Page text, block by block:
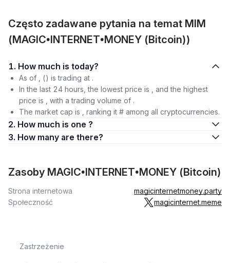
Często zadawane pytania na temat MIM
(MAGIC•INTERNET•MONEY (Bitcoin))
1. How much is today?
As of , () is trading at .
In the last 24 hours, the lowest price is , and the highest
price is , with a trading volume of .
The market cap is , ranking it # among all cryptocurrencies.
2. How much is one ?
3. How many are there?
Zasoby MAGIC•INTERNET•MONEY (Bitcoin)
Strona internetowa
magicinternetmoney.party
Społeczność
magicinternet.meme
Zastrzeżenie